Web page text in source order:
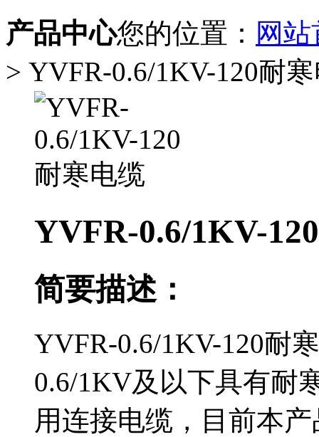
产品中心您的位置： 网
> YVFR-0.6/1KV-120耐
YVFR-0.6/1KV-
简要描述：
YVFR-0.6/1KV-120耐
0.6/1KV及以下具有耐
用连接电缆，目前本